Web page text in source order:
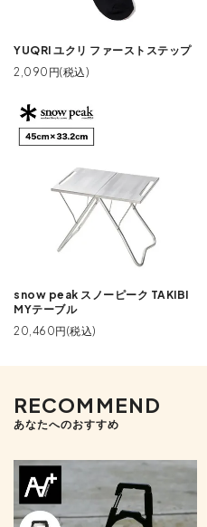
YUQRI ユクリ ファーストステップ
2,090円(税込)
snow peak スノーピーク TAKIBI
MYテーブル
20,460円(税込)
RECOMMEND
あなたへのおすすめ